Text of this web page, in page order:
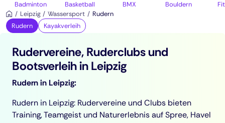
Badminton Basketball BMX Bouldern
Leipzig
Wassersport
Rudern
Rudern
Kayakverleih
Rudervereine, Ruderclubs und
Bootsverleih in Leipzig
Rudern in Leipzig:
Rudern in Leipzig: Rudervereine und Clubs bieten
Training, Teamgeist und Naturerlebnis auf Spree, Havel